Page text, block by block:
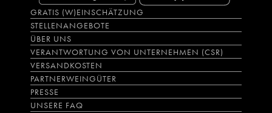
GRATIS (W)EINSCHÄTZUNG
STELLENANGEBOTE
ÜBER UNS
VERANTWORTUNG VON UNTERNEHMEN (CSR)
VERSANDKOSTEN
PARTNERWEINGÜTER
PRESSE
UNSERE FAQ